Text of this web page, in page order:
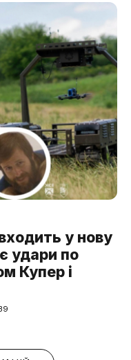
у нову
удари по
Купер і